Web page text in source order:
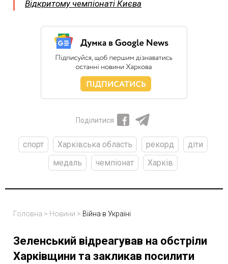
Відкритому чемпіонаті Києва
Поділитися
спорт Харківська область рекорд
діти
медаль
чемпіонат Харків
Головна > Новини > Війна в Україні
Зеленський відреагував на обстріли
Харківщини та закликав посилити